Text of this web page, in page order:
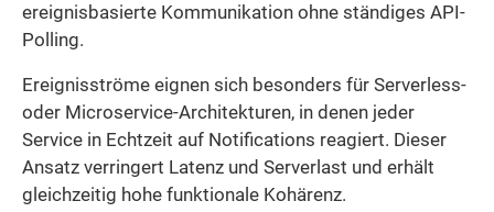
ereignisbasierte Kommunikation ohne ständiges API-
Polling.
Ereignisströme eignen sich besonders für Serverless-
oder Microservice-Architekturen, in denen jeder
Service in Echtzeit auf Notifications reagiert. Dieser
Ansatz verringert Latenz und Serverlast und erhält
gleichzeitig hohe funktionale Kohärenz.